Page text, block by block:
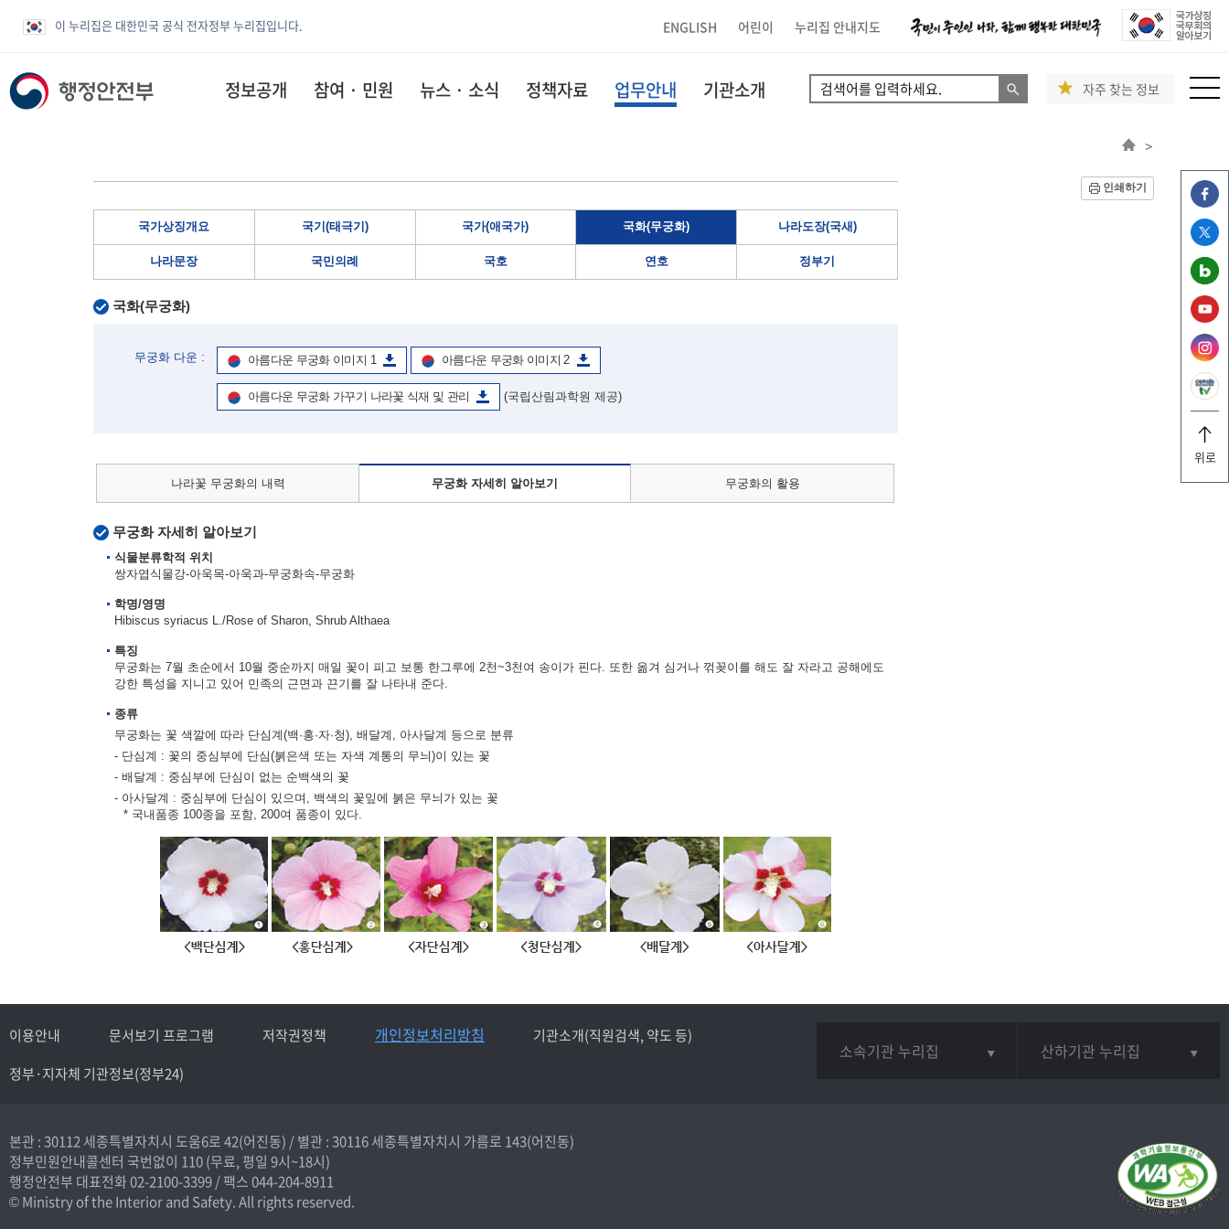
이 누리집은 대한민국 공식 전자정부 누리집입니다. ENGLISH 어린이 누리집 안내지도
위로
정보공개 참여 · 민원 뉴스 · 소식 정책자료 업무안내 기관소개 자주 찾는 정보
>
인쇄하기
국가상징개요 국기(태극기) 국가(애국가) 국화(무궁화) 나라도장(국새)
나라문장 국민의례 국호 연호 정부기
국화(무궁화)
무궁화 다운 : 아름다운 무궁화 이미지 1 아름다운 무궁화 이미지 2
아름다운 무궁화 가꾸기 나라꽃 식재 및 관리 (국립산림과학원 제공)
나라꽃 무궁화의 내력 무궁화 자세히 알아보기 무궁화의 활용
무궁화 자세히 알아보기
식물분류학적 위치
쌍자엽식물강-아욱목-아욱과-무궁화속-무궁화
학명/영명
Hibiscus syriacus L./Rose of Sharon, Shrub Althaea
특징
무궁화는 7월 초순에서 10월 중순까지 매일 꽃이 피고 보통 한그루에 2천~3천여 송이가 핀다. 또한 옮겨 심거나 꺾꽂이를 해도 잘 자라고 공해에도
강한 특성을 지니고 있어 민족의 근면과 끈기를 잘 나타내 준다.
종류
무궁화는 꽃 색깔에 따라 단심계(백·홍·자·청), 배달계, 아사달계 등으로 분류
- 단심계 : 꽃의 중심부에 단심(붉은색 또는 자색 계통의 무늬)이 있는 꽃
- 배달계 : 중심부에 단심이 없는 순백색의 꽃
- 아사달계 : 중심부에 단심이 있으며, 백색의 꽃잎에 붉은 무늬가 있는 꽃
* 국내품종 100종을 포함, 200여 품종이 있다.
이용안내 문서보기 프로그램 저작권정책 개인정보처리방침
기관소개(직원검색, 약도 등)
정부·지자체 기관정보(정부24)
소속기관 누리집 산하기관 누리집
본관 : 30112 세종특별자치시 도움6로 42(어진동) /별관 : 30116 세종특별자치시 가름로 143(어진동)
정부민원안내콜센터 국번없이 110(무료, 평일 9시~18시)
행정안전부 대표전화02-2100-3399/ 팩스 044-204-8911
© Ministry of the Interior and Safety. All rights reserved.